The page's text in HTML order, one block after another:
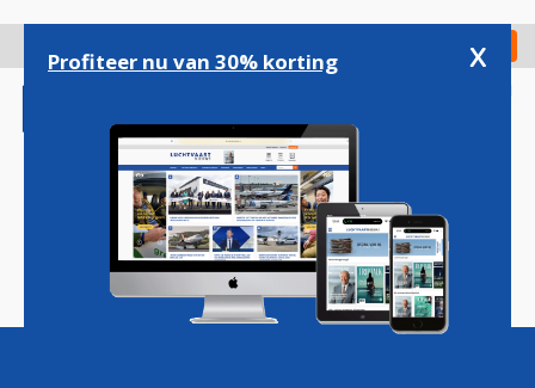
gaan
Check in
Magazine Podcasts Vacatures
Profiteer nu van 30% korting x